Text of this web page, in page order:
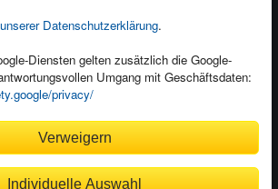
Datenschutzerklärung.
Diensten gelten zusätzlich die Google-
Umgang mit Geschäftsdaten:
privacy/
Verweigern
Individuelle Auswahl